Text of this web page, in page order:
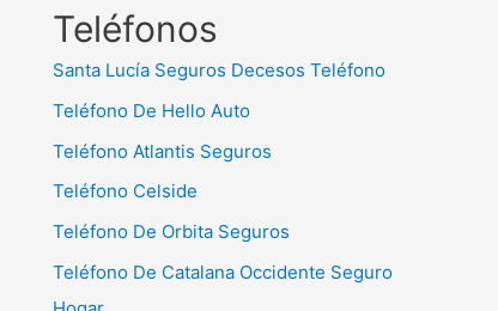
c
Teléfonos
Santa Lucía Seguros Decesos Teléfono
Teléfono De Hello Auto
Teléfono Atlantis Seguros
Teléfono Celside
Teléfono De Orbita Seguros
Teléfono De Catalana Occidente Seguro